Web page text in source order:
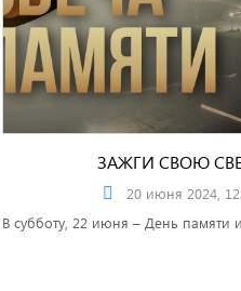
ЗАЖГИ СВОЮ
20 июня 2024,
В субботу, 22 июня – День памяти